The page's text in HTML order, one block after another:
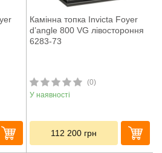
Камінна топка Invicta Foyer
d’angle 800 VG лівостороння
6283-73
(0)
У наявності
112 200 грн